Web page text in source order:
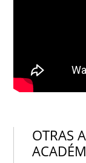
OTRAS